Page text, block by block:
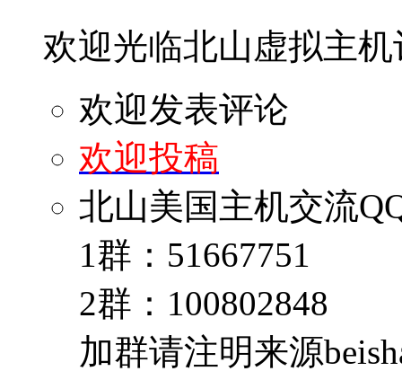
欢迎光临北山虚拟主机
欢迎发表评论
欢迎投稿
北山美国主机交流
1群：51667751
2群：100802848
加群请注明来源